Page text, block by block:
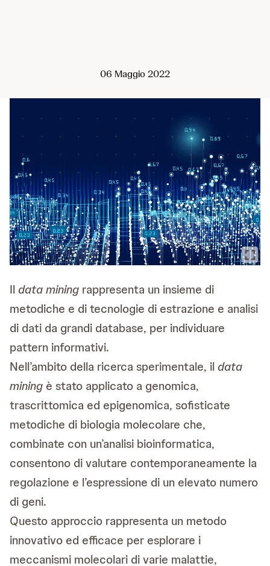
06 Maggio 2022
Il data mining rappresenta un insieme di
metodiche e di tecnologie di estrazione e analisi
di dati da grandi database, per individuare
pattern informativi.
Nell’ambito della ricerca sperimentale, il data
mining è stato applicato a genomica,
trascrittomica ed epigenomica, sofisticate
metodiche di biologia molecolare che,
combinate con un’analisi bioinformatica,
consentono di valutare contemporaneamente la
regolazione e l’espressione di un elevato numero
di geni.
Questo approccio rappresenta un metodo
innovativo ed efficace per esplorare i
meccanismi molecolari di varie malattie,